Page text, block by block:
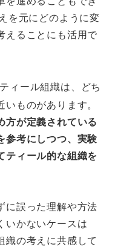
を元にどのように変
えることにも活用で
ィール組織は、どち
ものがあります。
方が定義されている
参考にしつつ、実験
ティール的な組織を
に誤った理解や方法
いかないケースは
織の考えに共感して